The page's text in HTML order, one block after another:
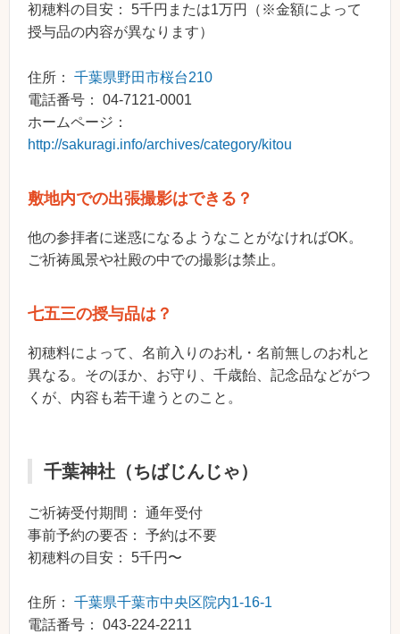
初穂料の目安： 5千円または1万円（※金額によって
授与品の内容が異なります）
住所： 千葉県野田市桜台210
電話番号： 04-7121-0001
ホームページ：
http://sakuragi.info/archives/category/kitou
敷地内での出張撮影はできる？
他の参拝者に迷惑になるようなことがなければOK。
ご祈祷風景や社殿の中での撮影は禁止。
七五三の授与品は？
初穂料によって、名前入りのお札・名前無しのお札と
異なる。そのほか、お守り、千歳飴、記念品などがつ
くが、内容も若干違うとのこと。
千葉神社（ちばじんじゃ）
ご祈祷受付期間： 通年受付
事前予約の要否： 予約は不要
初穂料の目安： 5千円〜
住所： 千葉県千葉市中央区院内1-16-1
電話番号： 043-224-2211